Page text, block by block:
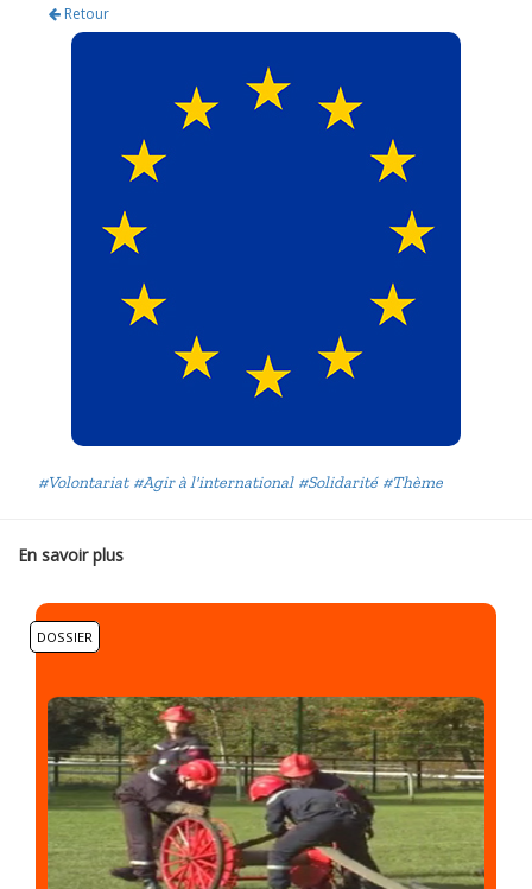
Retour
#Volontariat #Agir à l'international #Solidarité #Thème
En savoir plus
DOSSIER